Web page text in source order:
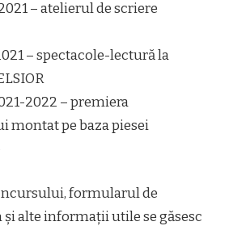
– atelierul de scriere
– spectacole-lectură la
2022 – premiera
montat pe baza piesei
formularul de
alte informații utile se găsesc